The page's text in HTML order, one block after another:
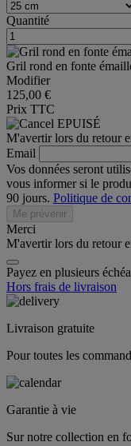
Quantité
Gril rond en fonte
Modifier
125,00 €
Prix TTC
EPUISÉ
M'avertir lors du retour
Email
Vos données seront
vous informer si le
90 jours. Politique de
Me prévenir
Merci
M'avertir lors du retour
Payez en plusieurs
Hors frais de livraison
Livraison gratuite
Pour toutes les
Garantie à vie
Sur notre collection en